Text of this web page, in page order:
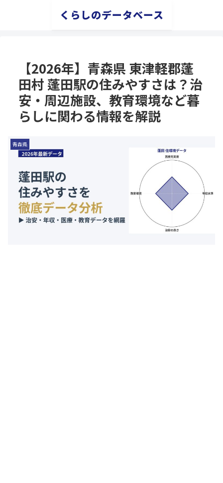
くらしのデータベース
【2026年】青森県 東津軽郡蓬
田村 蓬田駅の住みやすさは？治
安・周辺施設、教育環境など暮
らしに関わる情報を解説
青森県